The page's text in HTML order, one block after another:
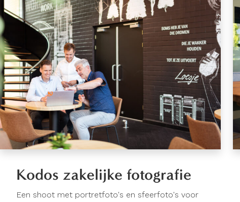
Kodos zakelijke fotografie
Een shoot met portretfoto's en sfeerfoto's voor